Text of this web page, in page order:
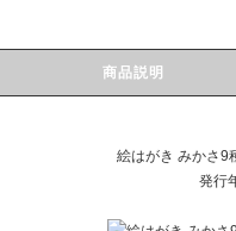
商品説明
絵はがき みかさ9
発行